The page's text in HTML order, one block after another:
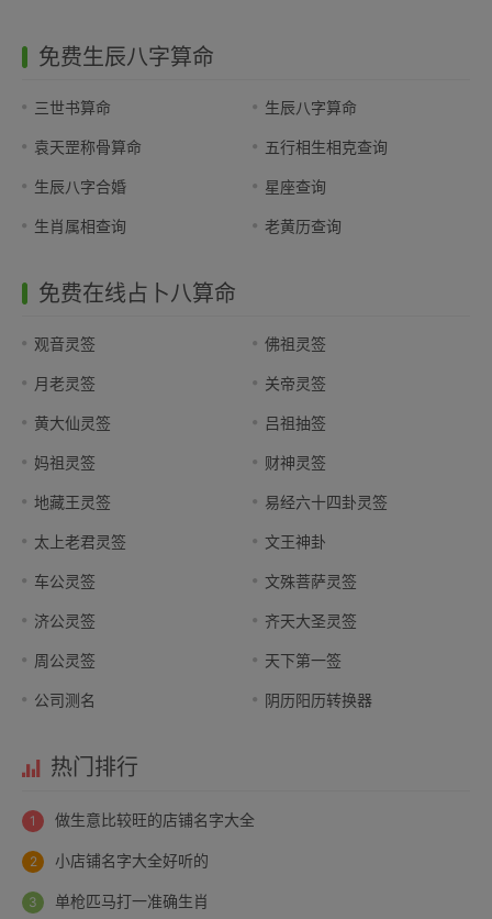
免费生辰八字算命
三世书算命 生辰八字算命
袁天罡称骨算命 五行相生相克查询
生辰八字合婚 星座查询
生肖属相查询 老黄历查询
免费在线占卜八算命
观音灵签 佛祖灵签
月老灵签 关帝灵签
黄大仙灵签 吕祖抽签
妈祖灵签 财神灵签
地藏王灵签 易经六十四卦灵签
太上老君灵签 文王神卦
车公灵签 文殊菩萨灵签
济公灵签 齐天大圣灵签
周公灵签 天下第一签
公司测名 阴历阳历转换器
热门排行
做生意比较旺的店铺名字大全
小店铺名字大全好听的
单枪匹马打一准确生肖